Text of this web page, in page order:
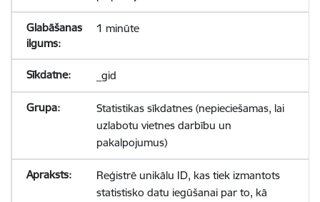
1 minūte
_gid
Statistikas sīkdatnes (nepieciešamas, lai
uzlabotu vietnes darbību un
pakalpojumus)
Reģistrē unikālu ID, kas tiek izmantots
statistisko datu iegūšanai par to, kā